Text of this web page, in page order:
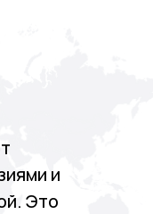
и
Это